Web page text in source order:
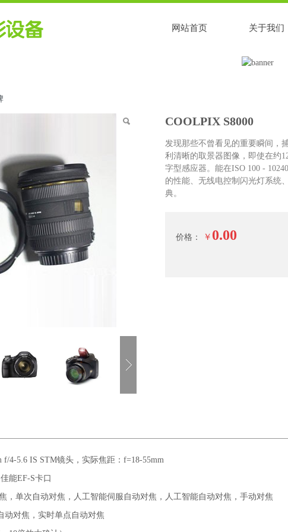
网站首页 关于我们
COOLPIX S8000
发现那些不曾看见的重要瞬间，
利清晰的取景器图像，即使在约
字型感应器。能在ISO 100 -
的性能、无线电控制闪光灯系统
典。
价格： ￥ 0.00
f/4-5.6 IS STM镜头，实际焦距：f=18-55mm
能EF-S卡口
，单次自动对焦，人工智能伺服自动对焦，人工智能自动对焦，手动对焦
动对焦，实时单点自动对焦